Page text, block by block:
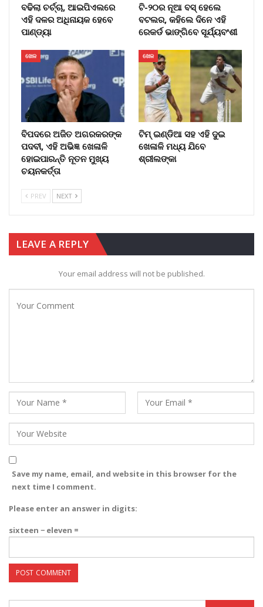
ବଢିଲା ଚର୍ଚ୍ଚା, ଆଇପିଏଲରେ
ଏହି ଦଳର ଅଧିନାୟକ ହେବେ
ପାଣ୍ଡ୍ୟା
ଟି-୨୦ର ନୂଆ ବସ୍ ହେଲେ
ବଟଲର, କହିଲେ ଦିନେ ଏହି
ରେକର୍ଡ ଭାଙ୍ଗିବେ ସୂର୍ଯ୍ୟବଂଶୀ
ଖେଳ
ବିପଦରେ ଅଜିତ ଅଗରକରଙ୍କ
ପଦବୀ, ଏହି ଅଭିଜ୍ଞ ଖେଳାଳି
ହୋଇପାରନ୍ତି ନୂତନ ମୁଖ୍ୟ
ଚୟନକର୍ତ୍ତା
ଖେଳ
ଟିମ୍ ଇଣ୍ଡିଆ ସହ ଏହି ଦୁଇ
ଖେଳାଳି ମଧ୍ୟ ଯିବେ
ଶ୍ରୀଲଙ୍କା
PREV NEXT
LEAVE A REPLY
Your email address will not be published.
Save my name, email, and website in this browser for the
next time I comment.
Please enter an answer in digits:
sixteen − eleven =